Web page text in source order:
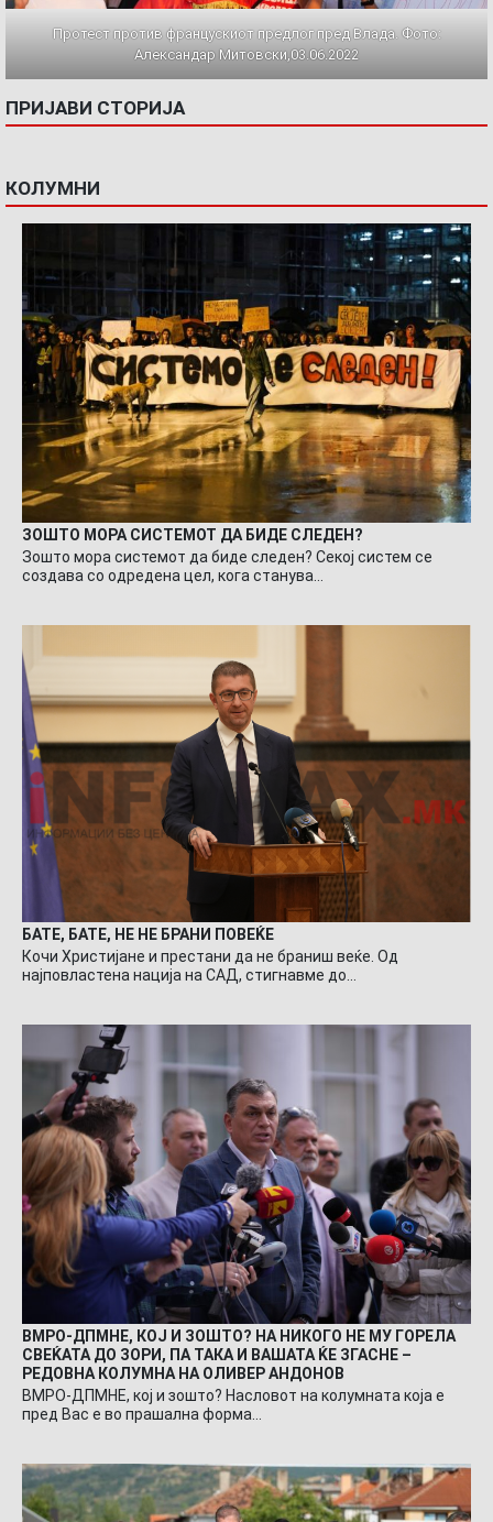
Протест против францускиот предлог пред Влада. Фото:
Александар Митовски,03.06.2022
ПРИЈАВИ СТОРИЈА
КОЛУМНИ
ЗОШТО МОРА СИСТЕМОТ ДА БИДЕ СЛЕДЕН?
Зошто мора системот да биде следен? Секој систем се
создава со одредена цел, кога станува…
БАТЕ, БАТЕ, НЕ НЕ БРАНИ ПОВЕЌЕ
Кочи Христијане и престани да не браниш веќе. Од
најповластена нација на САД, стигнавме до…
ВМРО-ДПМНЕ, КОЈ И ЗОШТО? НА НИКОГО НЕ МУ ГОРЕЛА
СВЕЌАТА ДО ЗОРИ, ПА ТАКА И ВАШАТА ЌЕ ЗГАСНЕ –
РЕДОВНА КОЛУМНА НА ОЛИВЕР АНДОНОВ
ВМРО-ДПМНЕ, кој и зошто? Насловот на колумната која е
пред Вас е во прашална форма…